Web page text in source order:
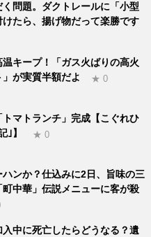
問題。ダクトレールに「小型
たら、揚げ物だって楽勝です
キープ！「ガス火ばりの高火
が実質半額だよ
★ 0
マトランチ」完成【こぐれひ
｣】
★ 0
ンか？仕込みに2日、旨味の三
中華」伝説メニューに客が殺
入中に死亡したらどうなる？遺